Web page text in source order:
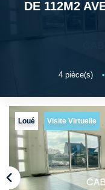
DE 112M2
4pièce(s) •
Loué Visite Virtuelle